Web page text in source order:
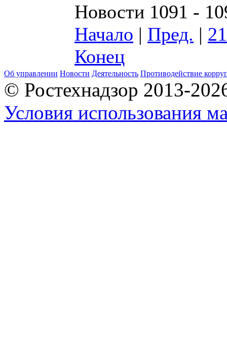
Новости 1091 -
Начало | Пред. |
Конец
Об управлении Новости Деятельность Противодействие
© Ростехнадзор 2013-
Условия использования